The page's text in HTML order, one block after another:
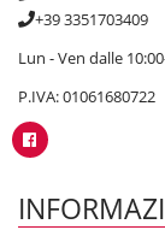
+39 3351703409
Lun - Ven dalle
P.IVA: 01061680722